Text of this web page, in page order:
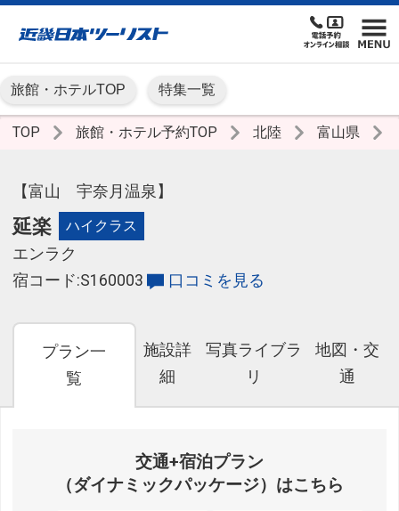
旅館・ホテルTOP 特集一覧
TOP 旅館・ホテル予約TOP 北陸 富山県
【富山 宇奈月温泉】
延楽 ハイクラス
エンラク
宿コード:S160003
口コミを見る
プラン一
覧
施設詳
細
写真ライブラ
リ
地図・交
通
交通+宿泊プラン
（ダイナミックパッケージ）はこちら